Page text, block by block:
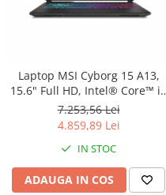
Laptop MSI Cyborg 15 A13,
15.6" Full HD, Intel® Core™ i5
13420H pana la 4.6 GHz, 16
GB RAM DDR5 5200, 512 GB
SSD, NVIDIA® GeForce® RTX
4050 6 GB, Free Dos,
Translucent Black
7.253,56 Lei
4.859,89 Lei
IN STOC
ADAUGA IN COS